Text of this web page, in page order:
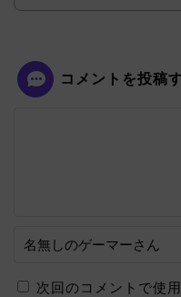
コメントを投稿
次回のコメントで使